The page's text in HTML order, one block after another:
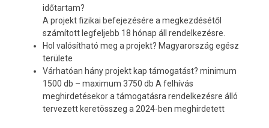
időtartam?
A projekt fizikai befejezésére a megkezdésétől
számított legfeljebb 18 hónap áll rendelkezésre.
Hol valósítható meg a projekt? Magyarország egész
területe
Várhatóan hány projekt kap támogatást? minimum
1500 db – maximum 3750 db A felhívás
meghirdetésekor a támogatásra rendelkezésre álló
tervezett keretösszeg a 2024-ben meghirdetett